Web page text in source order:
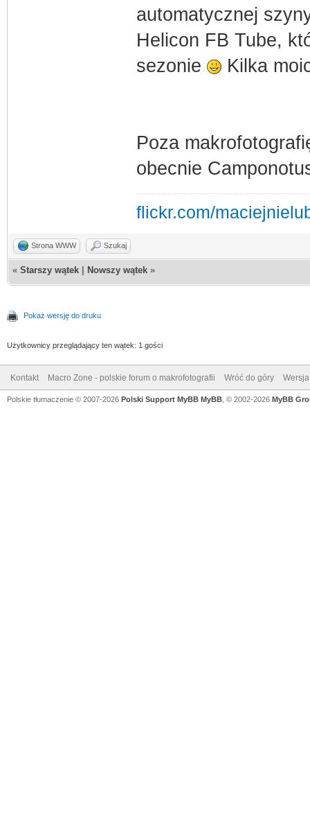
automatycznej
Helicon FB Tube,
sezonie
Kilka
Poza
obecnie
flickr.com/
Strona WWW Szukaj
« Starszy wątek Nowszy wątek »
Pokaż wersję do druku
Użytkownicy przeglądający ten wątek: 1 gości
Kontakt Macro Zone - polskie forum o makrofotografii Wróć do góry
Polskie tłumaczenie © 2007-2026 Polski Support MyBB MyBB , © 2002-2026 MyBB